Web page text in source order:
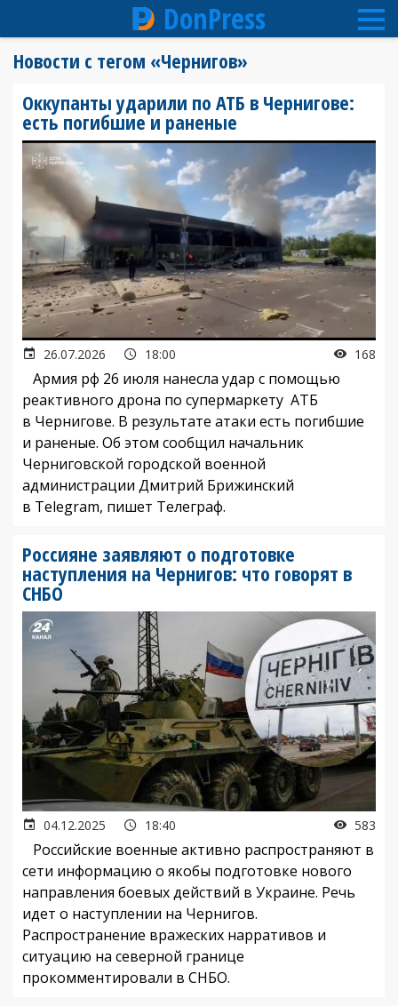
содержанию
DonPress
Новости с тегом «Чернигов»
Оккупанты ударили по АТБ в Чернигове:
есть погибшие и раненые
26.07.2026 18:00 168
Армия рф 26 июля нанесла удар с помощью
реактивного дрона по супермаркету АТБ
в Чернигове. В результате атаки есть погибшие
и раненые. Об этом сообщил начальник
Черниговской городской военной
администрации Дмитрий Брижинский
в Telegram, пишет Телеграф.
Россияне заявляют о подготовке
наступления на Чернигов: что говорят в
СНБО
04.12.2025 18:40 583
Российские военные активно распространяют в
сети информацию о якобы подготовке нового
направления боевых действий в Украине. Речь
идет о наступлении на Чернигов.
Распространение вражеских нарративов и
ситуацию на северной границе
прокомментировали в СНБО.